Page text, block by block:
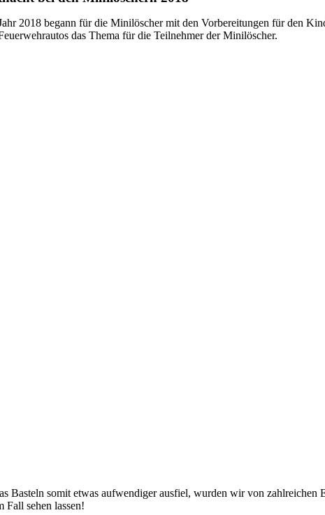
2018 begann für die Minilöscher mit den Vorbereitungen für den
das Thema für die Teilnehmer der Minilöscher.
Basteln somit etwas aufwendiger ausfiel, wurden wir von
Fall sehen lassen!